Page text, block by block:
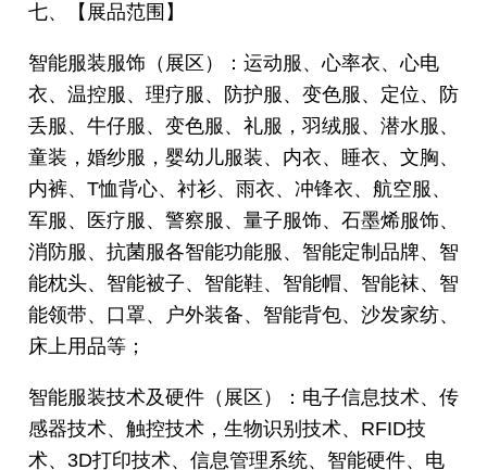
七、【展品范围】
智能服装服饰（展区）：运动服、心率衣、心电
衣、温控服、理疗服、防护服、变色服、定位、防
丢服、牛仔服、变色服、礼服，羽绒服、潜水服、
童装，婚纱服，婴幼儿服装、内衣、睡衣、文胸、
内裤、T恤背心、衬衫、雨衣、冲锋衣、航空服、
军服、医疗服、警察服、量子服饰、石墨烯服饰、
消防服、抗菌服各智能功能服、智能定制品牌、智
能枕头、智能被子、智能鞋、智能帽、智能袜、智
能领带、口罩、户外装备、智能背包、沙发家纺、
床上用品等；
智能服装技术及硬件（展区）：电子信息技术、传
感器技术、触控技术，生物识别技术、RFID技
术、3D打印技术、信息管理系统、智能硬件、电